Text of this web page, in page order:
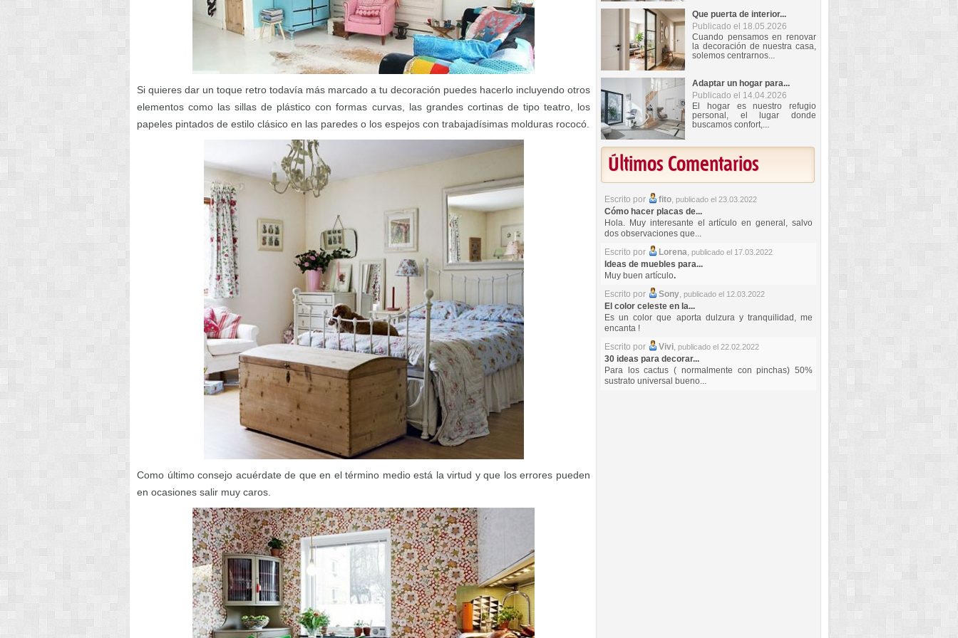
Si quieres dar un toque retro todavía más marcado a tu decoración puedes hacerlo incluyendo otros
elementos como las sillas de plástico con formas curvas, las grandes cortinas de tipo teatro, los
papeles pintados de estilo clásico en las paredes o los espejos con trabajadísimas molduras rococó.
Como último consejo acuérdate de que en el término medio está la virtud y que los errores pueden
en ocasiones salir muy caros.
Que puerta de interior...
Publicado el 18.05.2026
Cuando pensamos en renovar
la decoración de nuestra casa,
solemos centrarnos...
Adaptar un hogar para...
Publicado el 14.04.2026
El hogar es nuestro refugio
personal, el lugar donde
buscamos confort,...
Últimos Comentarios
Escrito por fito, publicado el 23.03.2022
Cómo hacer placas de...
Hola. Muy interesante el artículo en general, salvo
dos observaciones que...
Escrito por
Lorena, publicado el 17.03.2022
Ideas de muebles para...
Muy buen artículo.
Escrito por
Sony, publicado el 12.03.2022
El color celeste en la...
Es un color que aporta dulzura y tranquilidad, me
encanta !
Escrito por
Vivi, publicado el 22.02.2022
30 ideas para decorar...
Para los cactus ( normalmente con pinchas) 50%
sustrato universal bueno...